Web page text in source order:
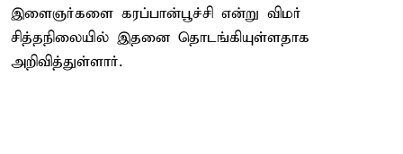
இளைஞர்களை கரப்பான்பூச்சி என்று விமர்
சித்தநிலையில் இதனை தொடங்கியுள்ளதாக
அறிவித்துள்ளார்.